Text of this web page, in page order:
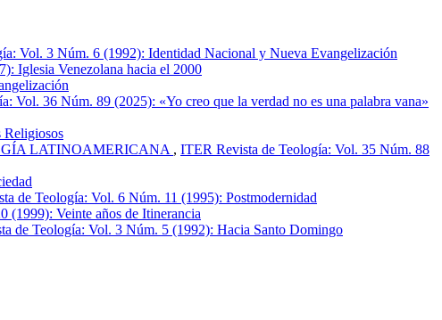
Vol. 3 Núm. 6 (1992): Identidad Nacional y Nueva Evangelización
Iglesia Venezolana hacia el 2000
Vol. 36 Núm. 89 (2025): «Yo creo que la verdad no es una palabra vana»
LATINOAMERICANA , ITER Revista de Teología: Vol. 35 Núm. 88
de Teología: Vol. 6 Núm. 11 (1995): Postmodernidad
(1999): Veinte años de Itinerancia
de Teología: Vol. 3 Núm. 5 (1992): Hacia Santo Domingo